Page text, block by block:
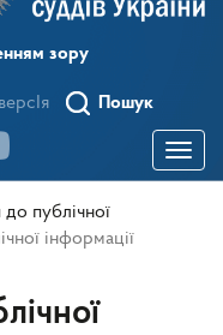
зору
Пошук
Toggle
публічної
інформації